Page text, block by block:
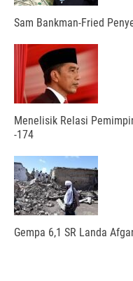
Sam Bankman-Fried
Menelisik Relasi
-174
Gempa 6,1 SR Landa